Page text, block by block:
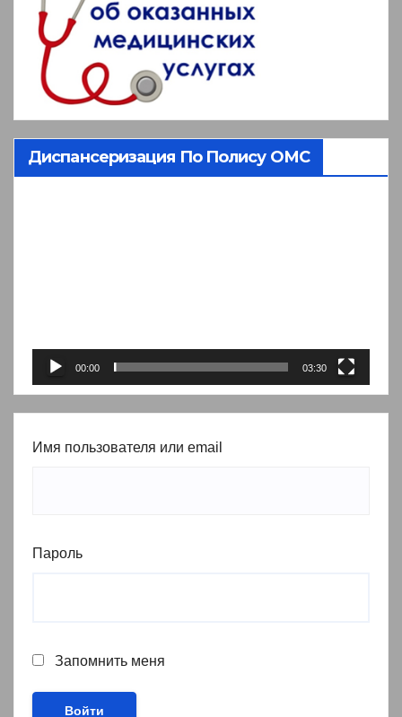
Диспансеризация По Полису ОМС
00:00 03:30
Имя пользователя или email
Пароль
Запомнить меня